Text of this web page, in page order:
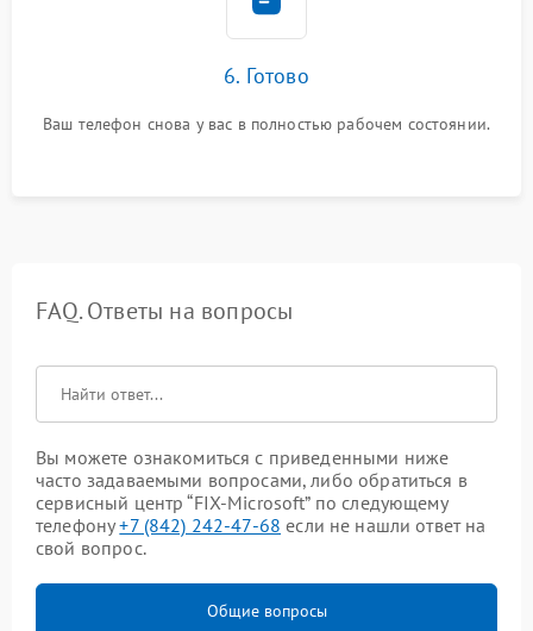
6. Готово
Ваш телефон снова у вас в полностью рабочем состоянии.
FAQ. Ответы на вопросы
Вы можете ознакомиться с приведенными ниже
часто задаваемыми вопросами, либо обратиться в
сервисный центр “FIX-Microsoft” по следующему
телефону+7 (842) 242-47-68 если не нашли ответ на
свой вопрос.
Общие вопросы